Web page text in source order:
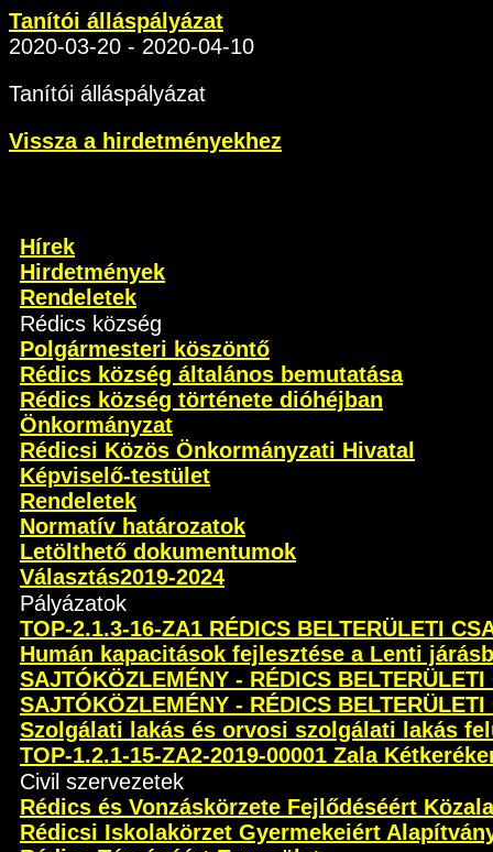
Tanítói álláspályázat
2020-03-20 - 2020-04-10
Tanítói álláspályázat
Vissza a hirdetményekhez
Hírek
Hirdetmények
Rendeletek
Rédics község
Polgármesteri köszöntő
Rédics község általános bemutatása
Rédics község története dióhéjban
Önkormányzat
Rédicsi Közös Önkormányzati Hivatal
Képviselő-testület
Rendeletek
Normatív határozatok
Letölthető dokumentumok
Választás2019-2024
Pályázatok
TOP-2.1.3-16-ZA1 RÉDICS BELTERÜLETI
Humán kapacitások fejlesztése a Lenti
SAJTÓKÖZLEMÉNY - RÉDICS
SAJTÓKÖZLEMÉNY - RÉDICS
Szolgálati lakás és orvosi szolgálati lakás
TOP-1.2.1-15-ZA2-2019-00001 Zala
Civil szervezetek
Rédics és Vonzáskörzete Fejlődéséért
Rédicsi Iskolakörzet Gyermekeiért